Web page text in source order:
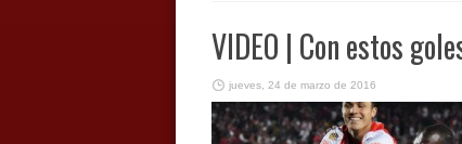
VIDEO | Con estos
jueves, 24 de marzo de 2016